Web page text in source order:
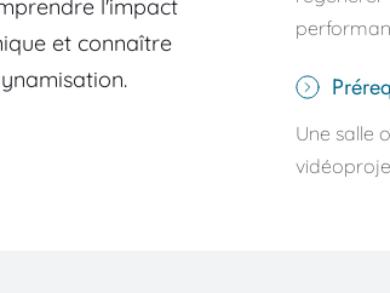
l'impact
et connaître
Une salle